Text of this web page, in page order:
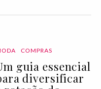
COMPRAS
guia essencial
diversificar